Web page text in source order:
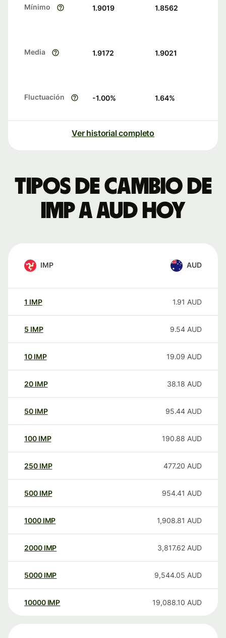
Mínimo 1.9019 1.8562
Media 1.9172 1.9021
Fluctuación -1.00% 1.64%
Ver historial completo
Tipos de cambio de
IMP a AUD hoy
IMP AUD
1 IMP 1.91 AUD
5 IMP 9.54 AUD
10 IMP 19.09 AUD
20 IMP 38.18 AUD
50 IMP 95.44 AUD
100 IMP 190.88 AUD
250 IMP 477.20 AUD
500 IMP 954.41 AUD
1000 IMP 1,908.81 AUD
2000 IMP 3,817.62 AUD
5000 IMP 9,544.05 AUD
10000 IMP 19,088.10 AUD